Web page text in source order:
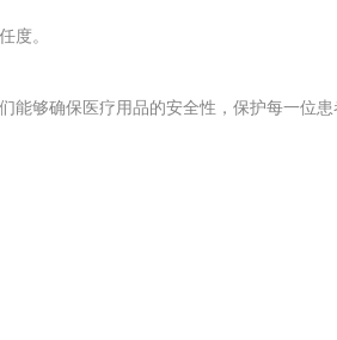
度。
能够确保医疗用品的安全性，保护每一位患